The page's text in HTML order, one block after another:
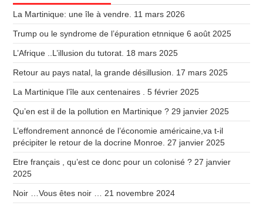
La Martinique: une île à vendre. 11 mars 2026
Trump ou le syndrome de l’épuration etnnique 6 août 2025
L’Afrique ..L’illusion du tutorat. 18 mars 2025
Retour au pays natal, la grande désillusion. 17 mars 2025
La Martinique l’île aux centenaires . 5 février 2025
Qu’en est il de la pollution en Martinique ? 29 janvier 2025
L’effondrement annoncé de l’économie américaine,va t-il
précipiter le retour de la docrine Monroe. 27 janvier 2025
Etre français , qu’est ce donc pour un colonisé ? 27 janvier
2025
Noir …Vous êtes noir … 21 novembre 2024